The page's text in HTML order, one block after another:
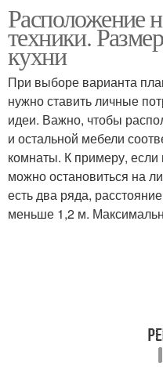
Расположение
техники.
кухни
При выборе варианта
нужно ставить личные
идеи. Важно, чтобы
и остальной мебели
комнаты. К примеру,
можно остановиться на
есть два ряда,
меньше 1,2 м.